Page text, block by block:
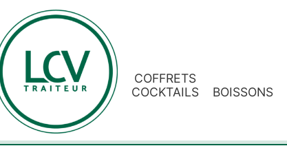
COFFRETS
COCKTAILS
BOISSONS